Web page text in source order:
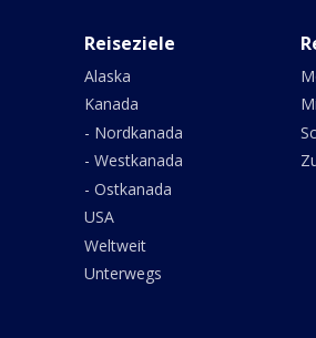
Reiseziele
Alaska
Kanada
- Nordkanada
- Westkanada
- Ostkanada
USA
Weltweit
Unterwegs